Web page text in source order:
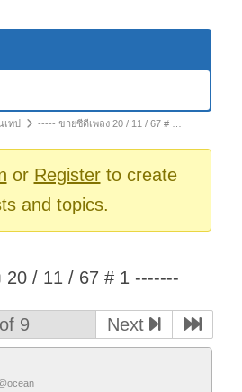
ทป ----- ขายซีดีเพลง 20 / 11 / 67 # …
or Registerto create
and topics.
/ 11 / 67 # 1 -------
9 Next